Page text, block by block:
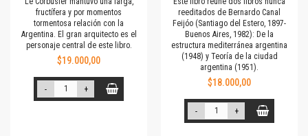
fructífera y por momentos
tormentosa relación con la
Argentina. El gran arquitecto es el
personaje central de este libro.
$19.000,00
- +
reeditados de Bernardo Canal
Feijóo (Santiago del Estero, 1897-
Buenos Aires, 1982): De la
estructura mediterránea argentina
(1948) y Teoría de la ciudad
argentina (1951).
$18.000,00
- +